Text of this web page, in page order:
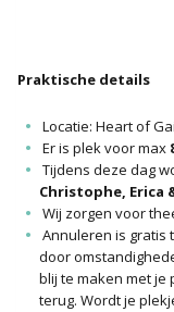
Praktische details
Locatie: Heart of
Er is plek voor max
Tijdens deze dag
Christophe, Erica
Wij zorgen voor
Annuleren is gratis
door
blij te maken met je
terug. Wordt je